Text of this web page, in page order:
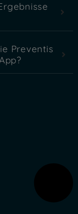
Preventis